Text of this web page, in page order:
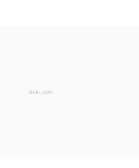
REKLAMA